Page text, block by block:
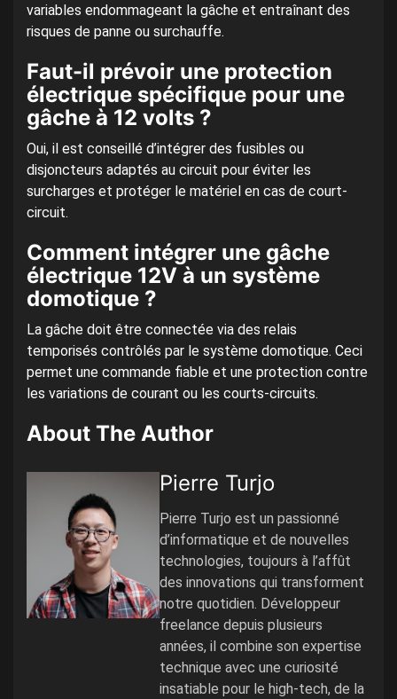
variables endommageant la gâche et entraînant des
risques de panne ou surchauffe.
Faut-il prévoir une protection
électrique spécifique pour une
gâche à 12 volts ?
Oui, il est conseillé d’intégrer des fusibles ou
disjoncteurs adaptés au circuit pour éviter les
surcharges et protéger le matériel en cas de court-
circuit.
Comment intégrer une gâche
électrique 12V à un système
domotique ?
La gâche doit être connectée via des relais
temporisés contrôlés par le système domotique. Ceci
permet une commande fiable et une protection contre
les variations de courant ou les courts-circuits.
About The Author
Pierre Turjo
Pierre Turjo est un passionné
d’informatique et de nouvelles
technologies, toujours à l’affût
des innovations qui transforment
notre quotidien. Développeur
freelance depuis plusieurs
années, il combine son expertise
technique avec une curiosité
insatiable pour le high-tech, de la